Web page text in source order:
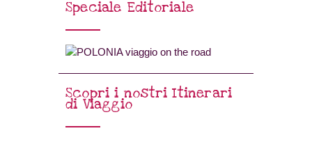
Speciale Editoriale
Scopri i nostri Itinerari
di Viaggio